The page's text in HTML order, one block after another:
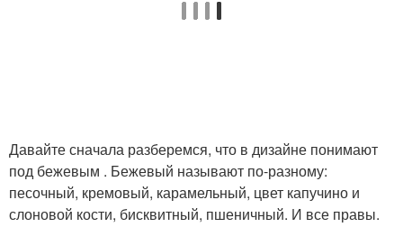
Давайте сначала разберемся, что в дизайне понимают
под бежевым . Бежевый называют по-разному:
песочный, кремовый, карамельный, цвет капучино и
слоновой кости, бисквитный, пшеничный. И все правы.